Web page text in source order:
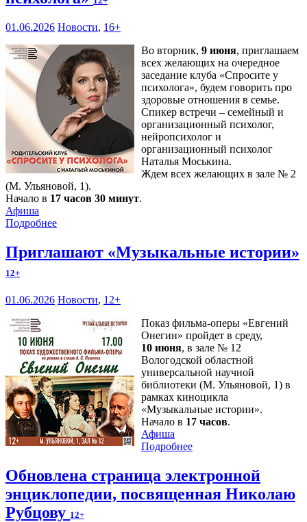
01.06.2026 Новости, 16+
Во вторник, 9 июня, приглашаем
всех желающих на очередное
заседание клуба «Спросите у
психолога», будем говорить про
здоровые отношения в семье.
Спикер встречи – семейный и
организационный психолог,
нейропсихолог и
организационный психолог
Наталья Моськина.
Ждем всех желающих в зале № 2
(М. Ульяновой, 1).
Начало в 17 часов 30 минут.
Афиша
Подробнее
Приглашают «Музыкальные истории»
12+
01.06.2026 Новости, 12+
Показ фильма-оперы «Евгений
Онегин» пройдет в среду,
10 июня, в зале № 12
Вологодской областной
универсальной научной
библиотеки (М. Ульяновой, 1) в
рамках киноцикла
«Музыкальные истории».
Начало в 17 часов.
Афиша
Подробнее
Обновлена страница электронной
энциклопедии, посвященная Николаю
Рубцову 12+